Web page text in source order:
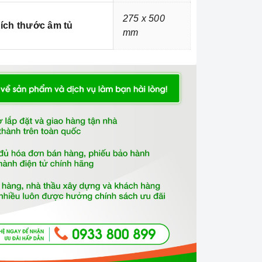
thước âm tủ
275 x 500
mm